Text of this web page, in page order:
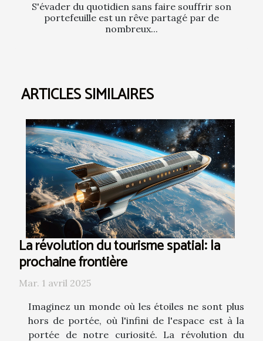
S'évader du quotidien sans faire souffrir son
portefeuille est un rêve partagé par de
nombreux...
ARTICLES SIMILAIRES
La révolution du tourisme spatial: la
prochaine frontière
Mar. 1 avril 2025
Imaginez un monde où les étoiles ne sont plus
hors de portée, où l'infini de l'espace est à la
portée de notre curiosité. La révolution du